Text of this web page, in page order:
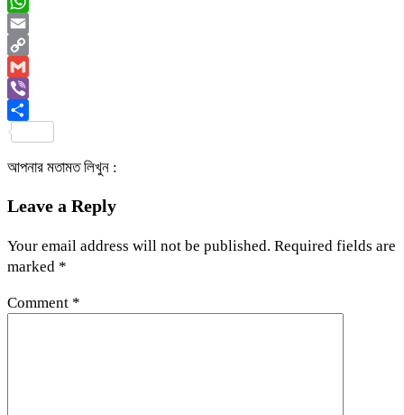
WhatsApp
Email
Copy
Link
Gmail
Viber
আপনার মতামত লিখুন :
Leave a Reply
Your email address will not be published. Required fields are
marked *
Comment *